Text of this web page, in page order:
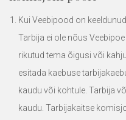
Kui Veebipood on
Tarbija ei ole nõus
rikutud tema õigusi või
esitada kaebuse
kaudu või kohtule. Tarbija
kaudu. Tarbijakaitse